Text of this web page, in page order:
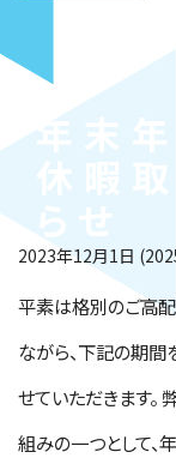
年末
休暇
らせ
2023年12月1日
平素は格別のご高配
ながら、下記の期
せていただきます。
組みの一つとして